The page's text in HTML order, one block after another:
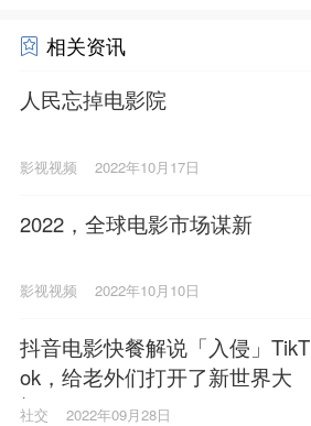
相关资讯
人民忘掉电影院
影视视频 2022年10月17日
2022，全球电影市场谋新
影视视频 2022年10月10日
抖音电影快餐解说「入侵」TikT
ok，给老外们打开了新世界大
门
社交 2022年09月28日